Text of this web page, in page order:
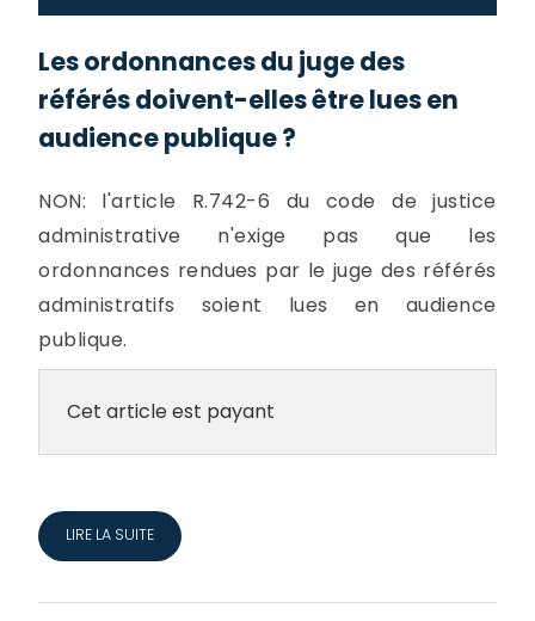
Les ordonnances du juge des
référés doivent-elles être lues en
audience publique ?
NON: l'article R.742-6 du code de justice
administrative n'exige pas que les
ordonnances rendues par le juge des référés
administratifs soient lues en audience
publique.
Cet article est payant
LIRE LA SUITE